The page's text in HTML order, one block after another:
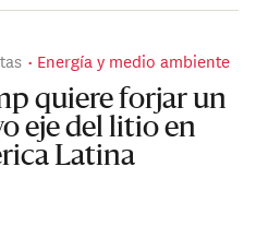
Energía y medio ambiente
quiere forjar un
eje del litio en
Latina